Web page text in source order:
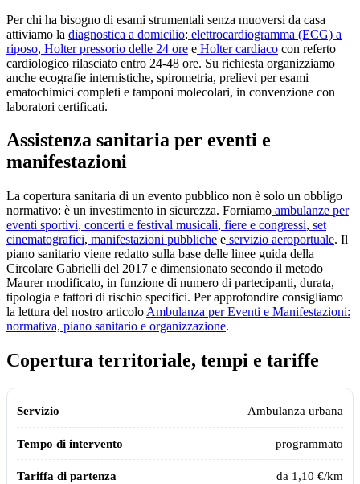
Per chi ha bisogno di esami strumentali senza muoversi da casa
attiviamo la diagnostica a domicilio: elettrocardiogramma (ECG) a
riposo, Holter pressorio delle 24 ore e Holter cardiaco con referto
cardiologico rilasciato entro 24-48 ore. Su richiesta organizziamo
anche ecografie internistiche, spirometria, prelievi per esami
ematochimici completi e tamponi molecolari, in convenzione con
laboratori certificati.
Assistenza sanitaria per eventi e
manifestazioni
La copertura sanitaria di un evento pubblico non è solo un obbligo
normativo: è un investimento in sicurezza. Forniamo ambulanze per
eventi sportivi, concerti e festival musicali, fiere e congressi, set
cinematografici, manifestazioni pubbliche e servizio aeroportuale. Il
piano sanitario viene redatto sulla base delle linee guida della
Circolare Gabrielli del 2017 e dimensionato secondo il metodo
Maurer modificato, in funzione di numero di partecipanti, durata,
tipologia e fattori di rischio specifici. Per approfondire consigliamo
la lettura del nostro articolo Ambulanza per Eventi e Manifestazioni:
normativa, piano sanitario e organizzazione.
Copertura territoriale, tempi e tariffe
Tabella dei servizi, tempi di intervento e tariffe indicative Assistiamo
Servizio
Ambulanza urbana
programmato
da 1,10 €/km